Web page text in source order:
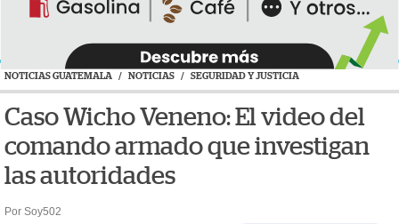
NOTICIAS GUATEMALA / NOTICIAS / SEGURIDAD Y JUSTICIA
Caso Wicho Veneno: El video del
comando armado que investigan
las autoridades
Por Soy502